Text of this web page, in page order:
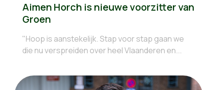
Aimen Horch is nieuwe voorzitter van
Groen
"Hoop is aanstekelijk. Stap voor stap gaan we
die nu verspreiden over heel Vlaanderen en...